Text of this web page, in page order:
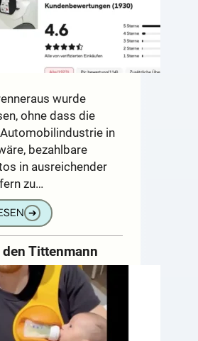
wurde
ohne dass die
in
bezahlbare
in ausreichender
zu…
➔
Tittenmann